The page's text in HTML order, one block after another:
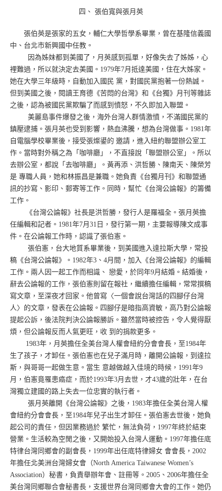
四、 張伯寬與張月英
張伯英是張家的五女，輔仁大學哲學系畢業，曾在基隆信義國
中、台北市新興國中任教。
因為姊妹都到美國了，月英感到孤單，好像失去了姊姊，心
裡難過，所以就決定去美國。1979年7月抵達美國，住在大姊家。
她在大學三年級時，自動加入國民 黨，對國民黨抱著一份熱誠。
但到美國之後，閱讀王育德《苦悶的台灣》和《台獨》月刊等雜誌
之後，認為被國民黨欺騙了而感到憤怒，不久即加入聯盟。
美麗島事件爆發之後，海外台灣人群情激憤，不滿國民黨的
鎮壓逮捕。張月英也受到影響，熱血沸騰，想為台灣做事。1981年
自電腦學校畢業後，接受張燦鍙的 邀請，進入紐約聯盟辦公室工
作。當時對外稱之為「咖啡廳」，不直接說「聯盟辦公室」。所以
去辦公室，都說「去咖啡廳」。黃再添、洪哲勝、陳南天、陳榮芳
是 專職人員，她和林振昌是兼職。她負責《台獨月刊》和聯盟通
訊的抄寫、影印、郵寄等工作。同時，幫忙《台灣公論報》的籌備
工作。
《台灣公論報》社長是洪哲勝，發行人是羅福全。張月英擔
任編輯和記者。1981年7月31日，發行第一期，主要報導陳文成事
件。在公論報工作時，認識了張伯憲。
張伯憲，台大地質系畢業後，到美國進入達拉斯大學，常投
稿《台灣公論報》。1982年3、4月間，加入《台灣公論報》的編輯
工作。兩人因一起工作而相識、 戀愛，於同年9月結婚。結婚後，
辭去公論報的工作，張伯憲則留在報社，繼續擔任編輯，常常撰稿
寫文章，至深夜才回家。他曾寫〈一個會說台灣話的四腳仔台灣
人〉的文章，發表在公論報。四腳仔是暗指高資敏，高乃對公論報
提起公訴，後法院判決公論報勝訴。雖然當時被控告，令人覺得厭
煩，但公論報反而人氣更旺，收 到的捐款更多。
1983年，月英擔任全美台灣人權會紐約分會會長，至1984年
生了孩子，才卸任。張伯憲也在兒子滿月時，離開公論報，到達拉
斯，與哥哥一起做生意。當生 意越做越入佳境的時候，1991年9
月，伯憲竟罹患癌症，而於1993年3月去世，才43歲的壯年，在台
灣獨立建國的路上失去一位忠實的執行者。
張月英離開《台灣公論報》之後，1983年擔任全美台灣人權
會紐約分會會長，至1984年兒子出生才卸任。張伯憲去世後，她負
起公司的責任，但因業務過於 繁忙，無法負荷，1997年終於結束
營業。生活較為空閒之後，又開始投入台灣人運動。1997年擔任底
特律台灣同鄉會的副會長，1999年出任底特律婦女 會會長，2002
年擔任北美洲台灣婦女會（North America Taiwanese Women’s
Association）秘書，負責舉辦年會、註冊等。2005、2006年擔任全
美台灣同鄉聯合會秘書長，支援世界台灣同鄉會大會的工作。她仍